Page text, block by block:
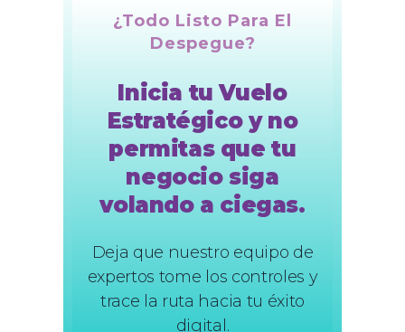
¿Todo Listo Para El
Despegue?
Inicia tu Vuelo
Estratégico y no
permitas que tu
negocio siga
volando a ciegas.
Deja que nuestro equipo de
expertos tome los controles y
trace la ruta hacia tu éxito
digital.